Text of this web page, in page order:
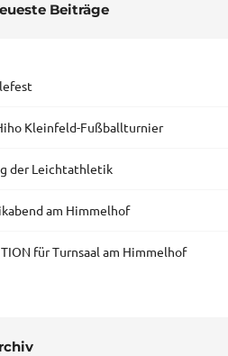
Beiträge
Kleinfeld-Fußballturnier
der Leichtathletik
am Himmelhof
für Turnsaal am Himmelhof